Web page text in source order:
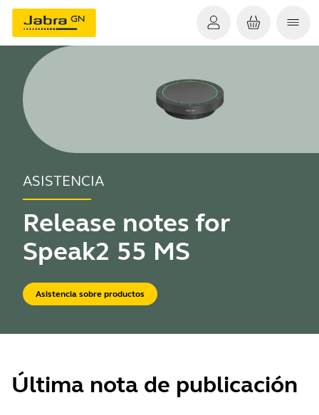
ASISTENCIA
Release notes for
Speak2 55 MS
Asistencia sobre productos
Última nota de publicación